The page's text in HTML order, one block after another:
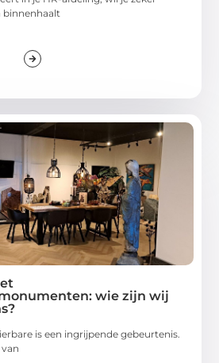
binnenhaalt
wie zijn wij
is een ingrijpende gebeurtenis.